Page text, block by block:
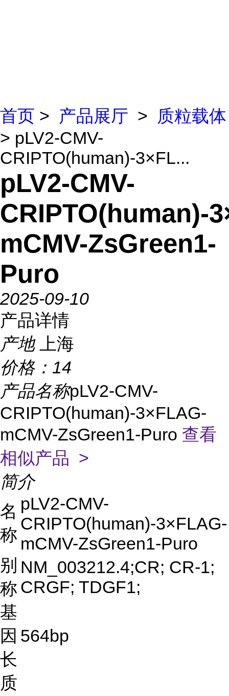
首页 > 产品展厅 >
质粒载体
> pLV2-CMV-
CRIPTO(human)-3×FL...
pLV2-CMV-
CRIPTO(human)-
mCMV-ZsGreen1-
Puro
2025-09-10
产品详情
产地
上海
价格： 14
产品名称pLV2-CMV-
CRIPTO(human)-3×FLAG-
mCMV-ZsGreen1-Puro 查看
相似产品 >
简介
名
称
pLV2-CMV-
CRIPTO(human)-3×FLAG-
mCMV-ZsGreen1-Puro
别
称
NM_003212.4;CR; CR-1;
CRGF; TDGF1;
基
因
长
564bp
质